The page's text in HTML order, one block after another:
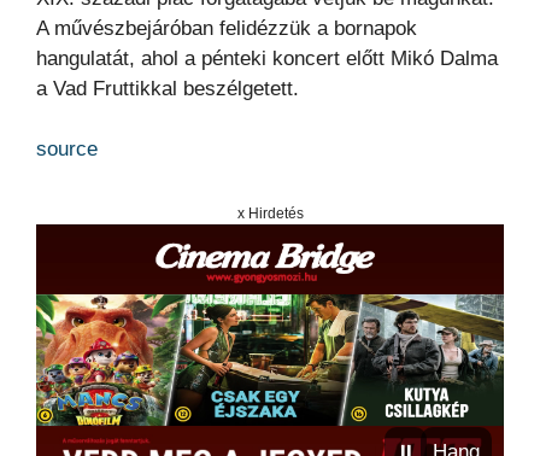
A művészbejáróban felidézzük a bornapok
hangulatát, ahol a pénteki koncert előtt Mikó Dalma
a Vad Fruttikkal beszélgetett.
source
x Hirdetés
⏸ Hang